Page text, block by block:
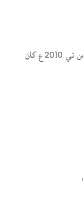
سنڌسلامت ڪتاب گهر ھڪ آن لائين لائبريري آھي، جنھن تي 2010ع کان